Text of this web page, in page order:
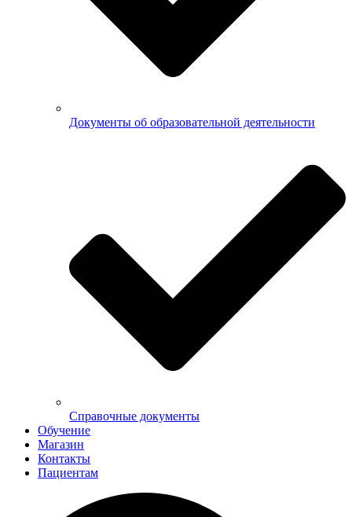
Документы об образовательной деятельности
Справочные документы
Обучение
Магазин
Контакты
Пациентам